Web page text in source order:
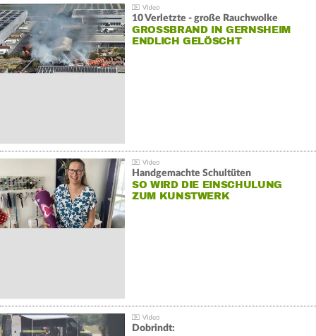
10 Verletzte - große Rauchwolke
GROSSBRAND IN GERNSHEIM E
NDLICH GELÖSCHT
Handgemachte Schultüten
SO WIRD DIE EINSCHULUNG
ZUM KUNSTWERK
Dobrindt: